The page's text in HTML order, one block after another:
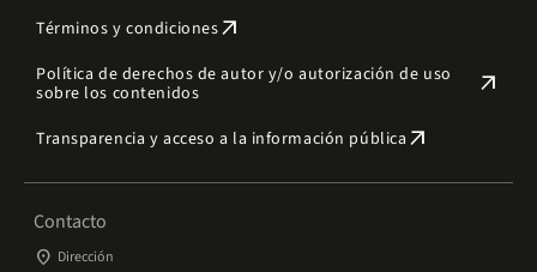
Términos y condicionesarrow_outward
Política de derechos de autor y/o autorización de uso
sobre los contenidos
arrow_outward
Transparencia y acceso a la información pública arrow_outward
Contacto
place Dirección